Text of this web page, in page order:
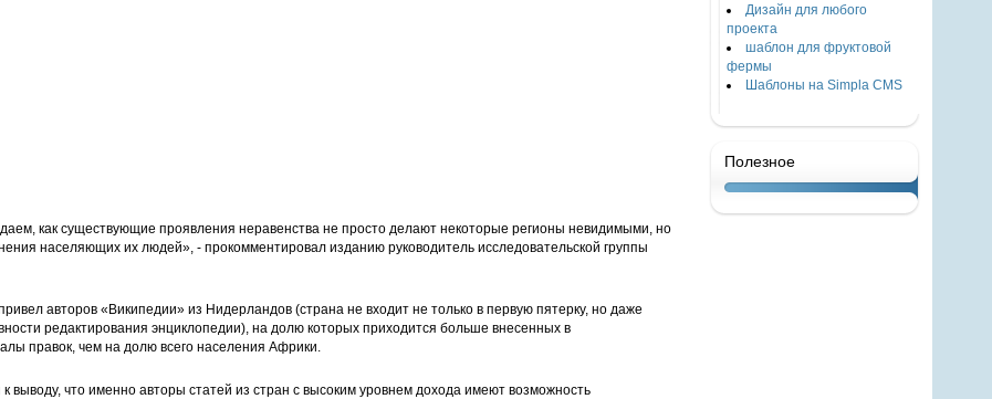
как существующие проявления неравенства не просто делают некоторые регионы невидимыми, но
населяющих их людей», - прокомментировал изданию руководитель исследовательской группы
авторов «Википедии» из Нидерландов (страна не входит не только в первую пятерку, но даже
редактирования энциклопедии), на долю которых приходится больше внесенных в
правок, чем на долю всего населения Африки.
выводу, что именно авторы статей из стран с высоким уровнем дохода имеют возможность
Дизайн для любого
проекта
шаблон для фруктовой
фермы
Шаблоны на Simpla CMS
Полезное